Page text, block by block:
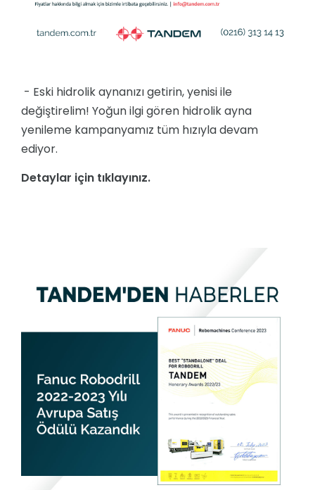
- Eski hidrolik aynanızı getirin, yenisi ile
değiştirelim! Yoğun ilgi gören hidrolik ayna
yenileme kampanyamız tüm hızıyla devam
ediyor.
Detaylar için tıklayınız.